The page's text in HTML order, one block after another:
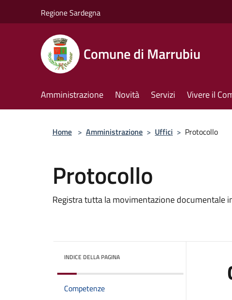
Regione Sardegna
Comune di Marrubiu
Amministrazione Novità Servizi Vivere il
Home > Amministrazione > Uffici > Protocollo
Protocollo
Registra tutta la movimentazione documentale
INDICE DELLA PAGINA
Competenze